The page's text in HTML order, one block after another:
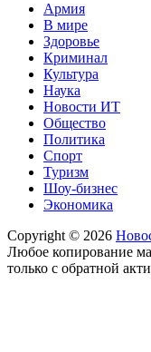
Армия
В мире
Здоровье
Криминал
Культура
Наука
Новости ИТ
Общество
Политика
Спорт
Туризм
Шоу-бизнес
Экономика
Copyright © 2026
Любое копирование
только с обратной